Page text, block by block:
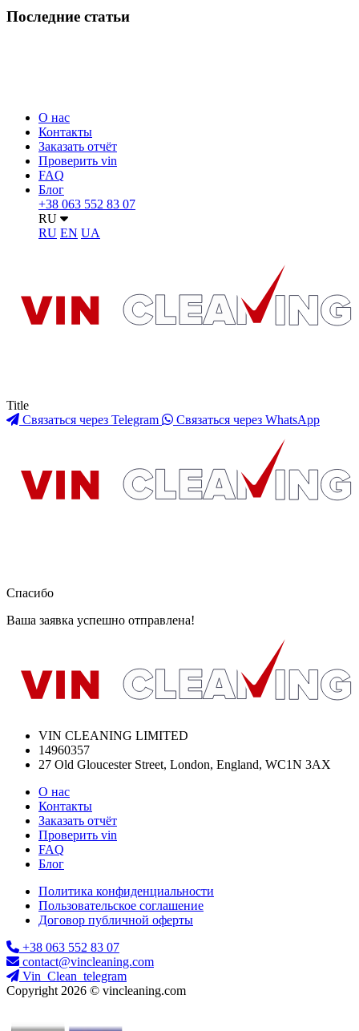
Последние статьи
О нас
Контакты
Заказать отчёт
Проверить vin
FAQ
Блог
+38 063 552 83 07
RU
RU EN UA
Title
Связаться через Telegram
Связаться через WhatsApp
Спасибо
Ваша заявка успешно отправлена!
VIN CLEANING LIMITED
14960357
27 Old Gloucester Street, London, England, WC1N 3AX
О нас
Контакты
Заказать отчёт
Проверить vin
FAQ
Блог
Политика конфиденциальности
Пользовательское соглашение
Договор публичной оферты
+38 063 552 83 07
contact@vincleaning.com
Vin_Clean_telegram
Copyright 2026 © vincleaning.com